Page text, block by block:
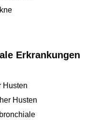
Erkrankungen
Husten
Husten